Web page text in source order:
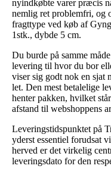
nyindkøbte varer præcis
nemlig ret problemfri, og
fragttype ved køb af
1stk., dybde 5 cm.
Du burde på samme
levering til hvor du bor
viser sig godt nok en sjat
let. Den mest betalelige
henter pakken, hvilket
afstand til webshoppens
Leveringstidspunktet på
yderst essentiel forudsat
herved er det virkelig
leveringsdato for den